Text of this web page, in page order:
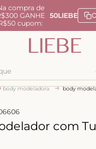
compra de
GANHE
cupom:
50LIEBE
body modeladora body
com